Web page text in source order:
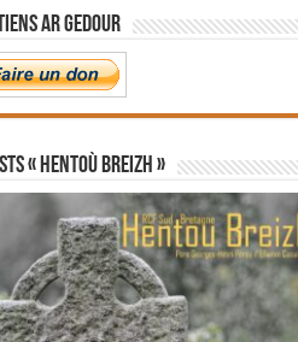
Ar Gedour
« Hentoù Breizh »